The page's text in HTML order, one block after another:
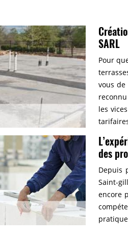
SARL
Pour
vous de
les
des
Depuis
Saint-
encore